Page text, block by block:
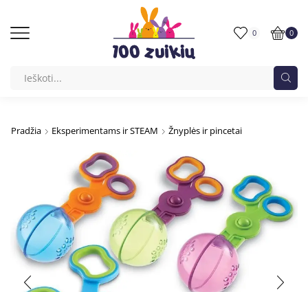
0 0
Pradžia Eksperimentams ir STEAM Žnyplės ir pincetai